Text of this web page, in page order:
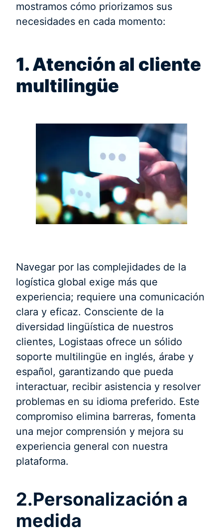
mostramos cómo priorizamos sus
necesidades en cada momento:
1. Atención al cliente
multilingüe
Navegar por las complejidades de la
logística global exige más que
experiencia; requiere una comunicación
clara y eficaz. Consciente de la
diversidad lingüística de nuestros
clientes, Logistaas ofrece un sólido
soporte multilingüe en inglés, árabe y
español, garantizando que pueda
interactuar, recibir asistencia y resolver
problemas en su idioma preferido. Este
compromiso elimina barreras, fomenta
una mejor comprensión y mejora su
experiencia general con nuestra
plataforma.
2.Personalización a
medida